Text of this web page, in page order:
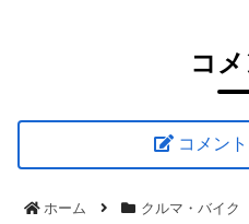
コ
コメン
ホーム クルマ・バイク